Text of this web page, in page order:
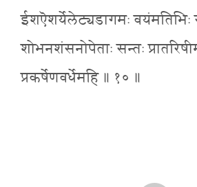
ईशऎशर्येलेट्यडागमः वयंमतिभिः
शोभनशंसनोपेताः सन्तः
प्रकर्षेणवर्धेमहि ॥ १० ॥